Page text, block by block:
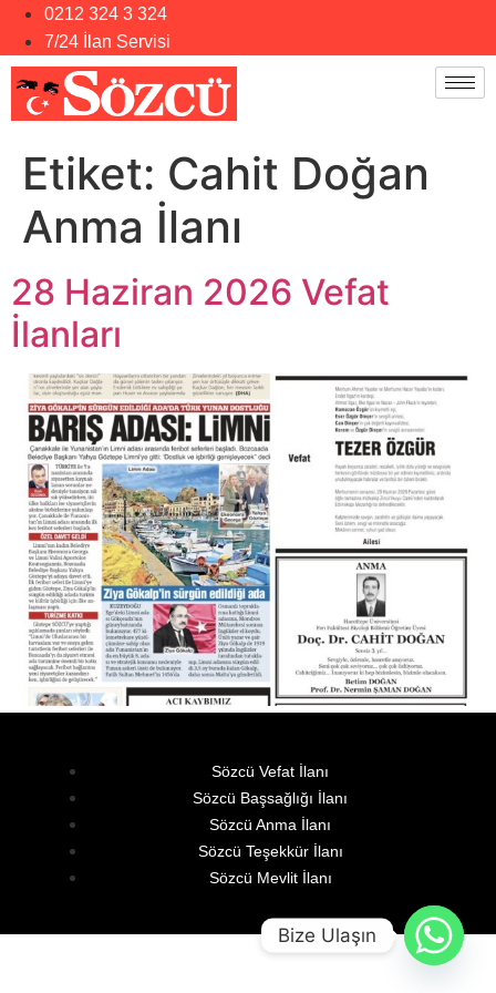
0212 324 3 324
7/24 İlan Servisi
Etiket: Cahit Doğan
Anma İlanı
28 Haziran 2026 Vefat
İlanları
Sözcü Vefat İlanı
Sözcü Başsağlığı İlanı
Sözcü Anma İlanı
Sözcü Teşekkür İlanı
Sözcü Mevlit İlanı
Bize Ulaşın